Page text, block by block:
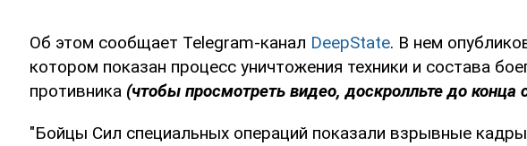
Об этом сообщает Telegram-канал DeepState. В нем
котором показан процесс уничтожения техники и состава
противника (чтобы просмотреть видео, доскролльте до конца
"Бойцы Сил специальных операций показали взрывные